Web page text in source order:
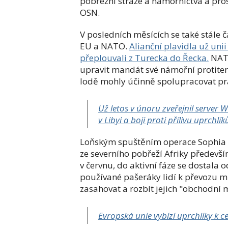
OSN.
V posledních měsících se také
EU a NATO. Alianční plavidla už
přeplouvali z Turecka do Řecka.
upravit mandát své námořní
lodě mohly účinně spolupracovat
Už letos v únoru zveřejnil server
v Libyi a boji proti přílivu
Loňským spuštěním operace
ze severního pobřeží Afriky
v červnu, do aktivní fáze se dostala
používané pašeráky lidí k převozu
zasahovat a rozbít jejich "obchodní
Evropská unie vybízí uprchlíky k